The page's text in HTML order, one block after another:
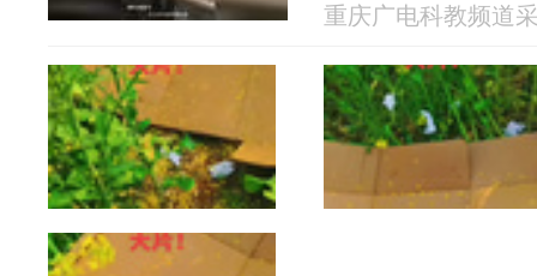
重庆广电科教频道